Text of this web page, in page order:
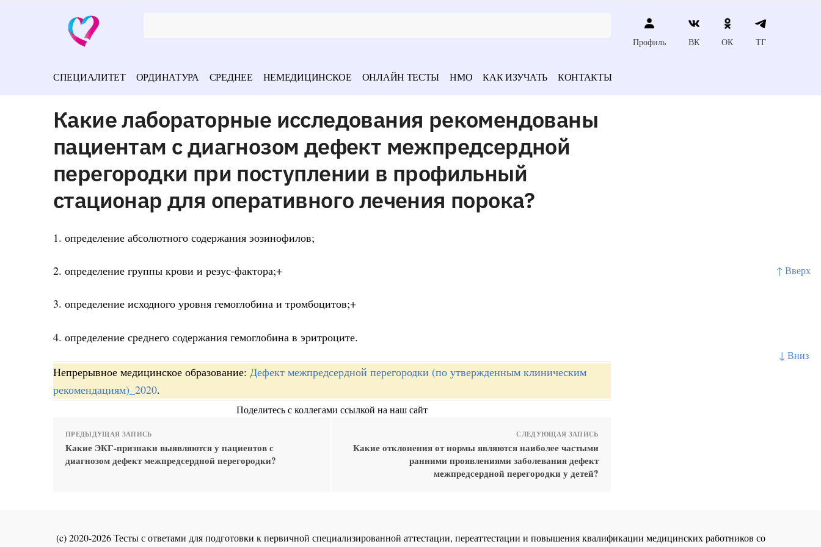
↑ Вверх
↓ Вниз
Профиль ВК ОК ТГ
СПЕЦИАЛИТЕТ ОРДИНАТУРА СРЕДНЕЕ НЕМЕДИЦИНСКОЕ ОНЛАЙН ТЕСТЫ НМО КАК ИЗУЧАТЬ КОНТАКТЫ
Какие лабораторные исследования рекомендованы
пациентам с диагнозом дефект межпредсердной
перегородки при поступлении в профильный
стационар для оперативного лечения порока?
1. определение абсолютного содержания эозинофилов;
2. определение группы крови и резус-фактора;+
3. определение исходного уровня гемоглобина и тромбоцитов;+
4. определение среднего содержания гемоглобина в эритроците.
Непрерывное медицинское образование: Дефект межпредсердной перегородки (по утвержденным клиническим
рекомендациям)_2020.
Поделитесь с коллегами ссылкой на наш сайт
ПРЕДЫДУЩАЯ ЗАПИСЬ
Какие ЭКГ-признаки выявляются у пациентов с
диагнозом дефект межпредсердной перегородки?
СЛЕДУЮЩАЯ ЗАПИСЬ
Какие отклонения от нормы являются наиболее частыми
ранними проявлениями заболевания дефект
межпредсердной перегородки у детей?
(c) 2020-2026 Тесты с ответами для подготовки к первичной специализированной аттестации, переаттестации и повышения квалификации медицинских работников со